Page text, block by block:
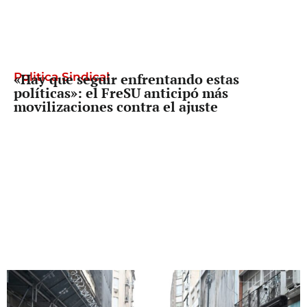
Politica Sindical
«Hay que seguir enfrentando estas
políticas»: el FreSU anticipó más
movilizaciones contra el ajuste